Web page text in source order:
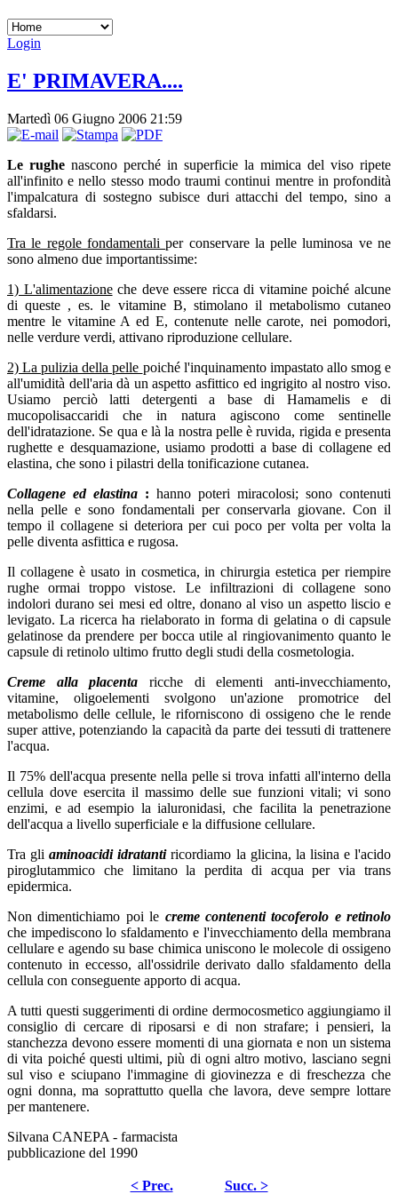
Login
E' PRIMAVERA....
Martedì 06 Giugno 2006 21:59
Le rughe nascono perché in superficie la mimica del viso ripete
all'infinito e nello stesso modo traumi continui mentre in profondità
l'impalcatura di sostegno subisce duri attacchi del tempo, sino a
sfaldarsi.
Tra le regole fondamentaliper conservare la pelle luminosa ve ne
sono almeno due importantissime:
1) L'alimentazioneche deve essere ricca di vitamine poiché alcune
di queste , es. le vitamine B, stimolano il metabolismo cutaneo
mentre le vitamine A ed E, contenute nelle carote, nei pomodori,
nelle verdure verdi, attivano riproduzione cellulare.
2) La pulizia della pelle poiché l'inquinamento impastato allo smog e
all'umidità dell'aria dà un aspetto asfittico ed ingrigito al nostro viso.
Usiamo perciò latti detergenti a base di Hamamelis e di
mucopolisaccaridi che in natura agiscono come sentinelle
dell'idratazione. Se qua e là la nostra pelle è ruvida, rigida e presenta
rughette e desquamazione, usiamo prodotti a base di collagene ed
elastina, che sono i pilastri della tonificazione cutanea.
Collagene ed elastina : hanno poteri miracolosi; sono contenuti
nella pelle e sono fondamentali per conservarla giovane. Con il
tempo il collagene si deteriora per cui poco per volta per volta la
pelle diventa asfittica e rugosa.
Il collagene è usato in cosmetica, in chirurgia estetica per riempire
rughe ormai troppo vistose. Le infiltrazioni di collagene sono
indolori durano sei mesi ed oltre, donano al viso un aspetto liscio e
levigato. La ricerca ha rielaborato in forma di gelatina o di capsule
gelatinose da prendere per bocca utile al ringiovanimento quanto le
capsule di retinolo ultimo frutto degli studi della cosmetologia.
Creme alla placenta ricche di elementi anti-invecchiamento,
vitamine, oligoelementi svolgono un'azione promotrice del
metabolismo delle cellule, le riforniscono di ossigeno che le rende
super attive, potenziando la capacità da parte dei tessuti di trattenere
l'acqua.
Il 75% dell'acqua presente nella pelle si trova infatti all'interno della
cellula dove esercita il massimo delle sue funzioni vitali; vi sono
enzimi, e ad esempio la ialuronidasi, che facilita la penetrazione
dell'acqua a livello superficiale e la diffusione cellulare.
Tra gliaminoacidi idratantiricordiamo la glicina, la lisina e l'acido
piroglutammico che limitano la perdita di acqua per via trans
epidermica.
Non dimentichiamo poi le creme contenenti tocoferolo e retinolo
che impediscono lo sfaldamento e l'invecchiamento della membrana
cellulare e agendo su base chimica uniscono le molecole di ossigeno
contenuto in eccesso, all'ossidrile derivato dallo sfaldamento della
cellula con conseguente apporto di acqua.
A tutti questi suggerimenti di ordine dermocosmetico aggiungiamo il
consiglio di cercare di riposarsi e di non strafare; i pensieri, la
stanchezza devono essere momenti di una giornata e non un sistema
di vita poiché questi ultimi, più di ogni altro motivo, lasciano segni
sul viso e sciupano l'immagine di giovinezza e di freschezza che
ogni donna, ma soprattutto quella che lavora, deve sempre lottare
per mantenere.
Silvana CANEPA - farmacista
pubblicazione del 1990
< Prec. Succ. >